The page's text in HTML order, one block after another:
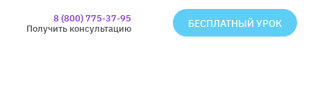
8 (800) 775-37-95
Получить консультацию
БЕСПЛАТНЫЙ УРОК